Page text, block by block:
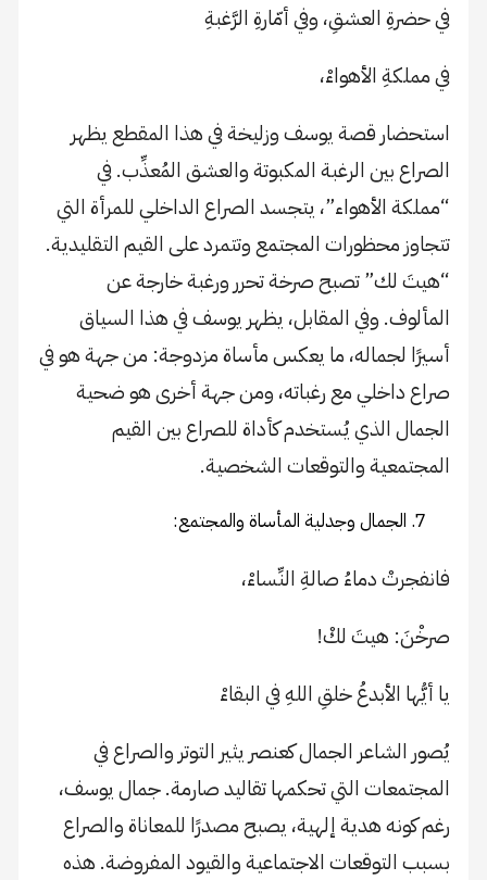
في حضرةِ العشقِ، وفي أمّارةِ الرَّغبةِ
في مملكةِ الأهواءْ،
استحضار قصة يوسف وزليخة في هذا المقطع يظهر
الصراع بين الرغبة المكبوتة والعشق المُعذِّب. في
“مملكة الأهواء”، يتجسد الصراع الداخلي للمرأة التي
تتجاوز محظورات المجتمع وتتمرد على القيم التقليدية.
“هيتَ لك” تصبح صرخة تحرر ورغبة خارجة عن
المألوف. وفي المقابل، يظهر يوسف في هذا السياق
أسيرًا لجماله، ما يعكس مأساة مزدوجة: من جهة هو في
صراع داخلي مع رغباته، ومن جهة أخرى هو ضحية
الجمال الذي يُستخدم كأداة للصراع بين القيم
المجتمعية والتوقعات الشخصية.
الجمال وجدلية المأساة والمجتمع:
فانفجرتْ دماءُ صالةِ النِّساءْ،
صرخْنَ: هيتَ لكْ!
يا أيُّها الأبدعُ خلقِ اللهِ في البقاءْ
يُصور الشاعر الجمال كعنصر يثير التوتر والصراع في
المجتمعات التي تحكمها تقاليد صارمة. جمال يوسف،
رغم كونه هدية إلهية، يصبح مصدرًا للمعاناة والصراع
بسبب التوقعات الاجتماعية والقيود المفروضة. هذه